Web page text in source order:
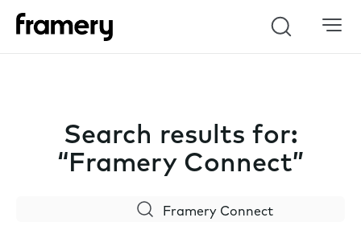
Search
Search results for:
“Framery Connect”